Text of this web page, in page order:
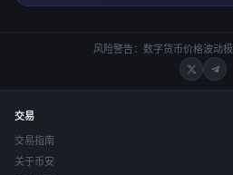
风险警告：数字货币价格波动极
交易
交易指南
关于币安